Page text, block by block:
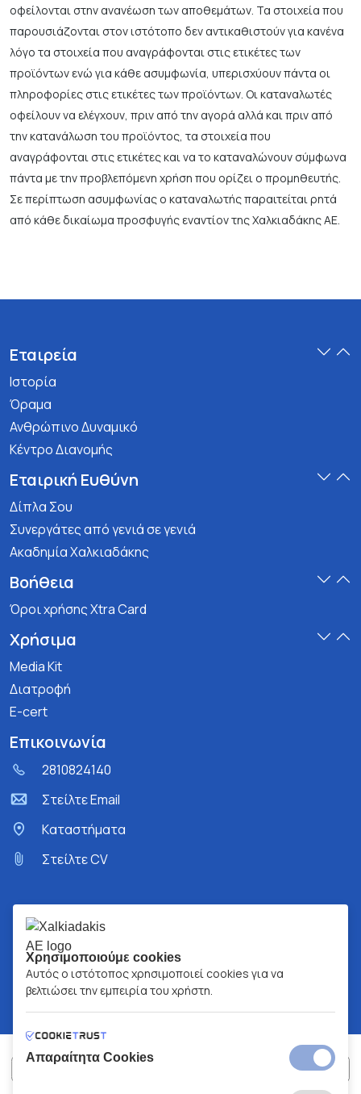
οφείλονται στην ανανέωση των αποθεμάτων. Τα στοιχεία που
παρουσιάζονται στον ιστότοπο δεν αντικαθιστούν για κανένα
λόγο τα στοιχεία που αναγράφονται στις ετικέτες των
προϊόντων ενώ για κάθε ασυμφωνία, υπερισχύουν πάντα οι
πληροφορίες στις ετικέτες των προϊόντων. Οι καταναλωτές
οφείλουν να ελέγχουν, πριν από την αγορά αλλά και πριν από
την κατανάλωση του προϊόντος, τα στοιχεία που
αναγράφονται στις ετικέτες και να το καταναλώνουν σύμφωνα
πάντα με την προβλεπόμενη χρήση που ορίζει ο προμηθευτής.
Σε περίπτωση ασυμφωνίας ο καταναλωτής παραιτείται ρητά
από κάθε δικαίωμα προσφυγής εναντίον της Χαλκιαδάκης ΑΕ.
Εταιρεία
Ιστορία
Όραμα
Ανθρώπινο Δυναμικό
Κέντρο Διανομής
Εταιρική Ευθύνη
Δίπλα Σου
Συνεργάτες από γενιά σε γενιά
Ακαδημία Χαλκιαδάκης
Βοήθεια
Όροι χρήσης Xtra Card
Χρήσιμα
Media Kit
Διατροφή
E-cert
Επικοινωνία
2810824140
Στείλτε Email
Kαταστήματα
Στείλτε CV
Χρησιμοποιούμε cookies
Αυτός ο ιστότοπος χρησιμοποιεί cookies για να
βελτιώσει την εμπειρία του χρήστη.
Απαραίτητα Cookies